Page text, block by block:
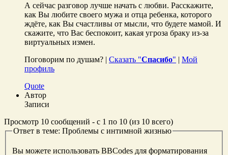
А сейчас разговор лучше начать с любви. Расскажите,
как Вы любите своего мужа и отца ребенка, которого
ждёте, как Вы счастливы от мысли, что будете мамой. И
скажите, что Вас беспокоит, какая угроза браку из-за
виртуальных измен.
Поговорим по душам? | Сказать "Спасибо" | Мой
профиль
Quote
Автор
Записи
Просмотр 10 сообщений - с 1 по 10 (из 10 всего)
Ответ в теме: Проблемы с интимной жизнью
Вы можете использовать BBCodes для форматирования